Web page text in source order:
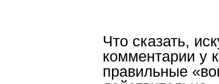
Что сказать,
комментарии у
правильные